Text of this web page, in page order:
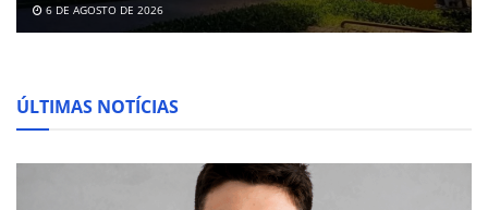
6 DE AGOSTO DE 2026
ÚLTIMAS NOTÍCIAS